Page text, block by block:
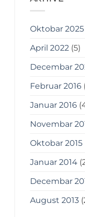
Oktobar 2025
April 2022(5)
Decembar
Februar 2016
Januar 2016
Novembar
Oktobar 2015
Januar 2014
Decembar
August 2013